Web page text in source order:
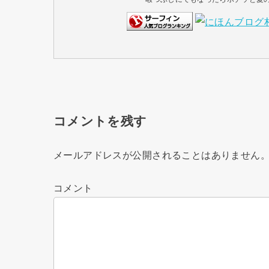
コメントを残す
メールアドレスが公開されることはありません
コメント